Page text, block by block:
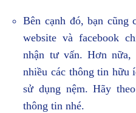
Bên cạnh đó, bạn cũng
website và facebook
nhận tư vấn. Hơn nữa,
nhiều các thông tin hữu
sử dụng nệm. Hãy
thông tin nhé.